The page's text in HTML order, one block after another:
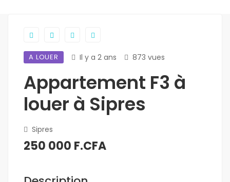
A LOUER Il y a 2 ans 873 vues
Appartement F3 à
louer à Sipres
Sipres
250 000 F.CFA